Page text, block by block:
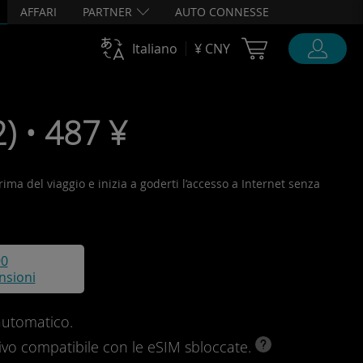
AFFARI PARTNER AUTO CONNESSE
Italiano ¥ CNY Cart Ubigi
• 487 ¥
del viaggio e inizia a goderti l’accesso a Internet senza
compatibile con le eSIM sbloccate.